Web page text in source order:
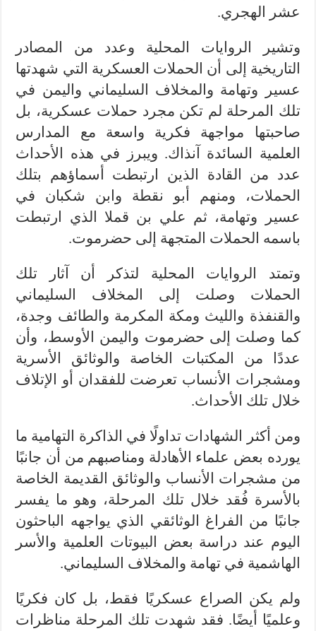
عشر الهجري.
وتشير الروايات المحلية وعدد من المصادر
التاريخية إلى أن الحملات العسكرية التي شهدتها
عسير وتهامة والمخلاف السليماني واليمن في
تلك المرحلة لم تكن مجرد حملات عسكرية، بل
صاحبتها مواجهة فكرية واسعة مع المدارس
العلمية السائدة آنذاك. ويبرز في هذه الأحداث
عدد من القادة الذين ارتبطت أسماؤهم بتلك
الحملات، ومنهم أبو نقطة وابن شكبان في
عسير وتهامة، ثم علي بن قملا الذي ارتبطت
باسمه الحملات المتجهة إلى حضرموت.
وتمتد الروايات المحلية لتذكر أن آثار تلك
الحملات وصلت إلى المخلاف السليماني
والقنفذة والليث ومكة المكرمة والطائف وجدة،
كما وصلت إلى حضرموت واليمن الأوسط، وأن
عددًا من المكتبات الخاصة والوثائق الأسرية
ومشجرات الأنساب تعرضت للفقدان أو الإتلاف
خلال تلك الأحداث.
ومن أكثر الشهادات تداولًا في الذاكرة التهامية ما
يورده بعض علماء الأهادلة ومناصبهم من أن جانبًا
من مشجرات الأنساب والوثائق القديمة الخاصة
بالأسرة فُقد خلال تلك المرحلة، وهو ما يفسر
جانبًا من الفراغ الوثائقي الذي يواجهه الباحثون
اليوم عند دراسة بعض البيوتات العلمية والأسر
الهاشمية في تهامة والمخلاف السليماني.
ولم يكن الصراع عسكريًا فقط، بل كان فكريًا
وعلميًا أيضًا. فقد شهدت تلك المرحلة مناظرات